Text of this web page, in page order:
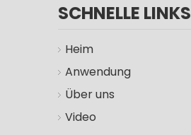
SCHNELLE LINKS
Heim
Anwendung
Über uns
Video